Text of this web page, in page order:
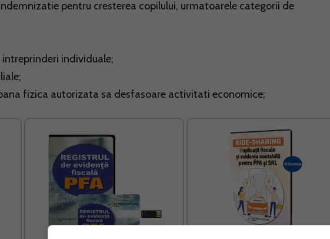
pentru cresterea copilului, urmatoarele categorii de
individuale;
fizica autorizata sa desfasoare activitati economice;